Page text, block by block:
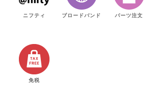
ニフティ ブロードバンド パーツ注文
免税